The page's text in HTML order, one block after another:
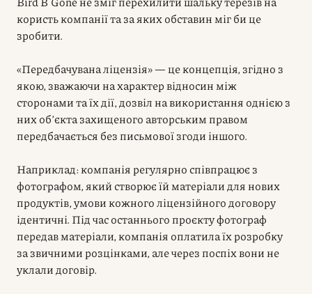
користь компанії та за яких обставин міг би це
зробити.
«Передбачувана ліцензія» — це концепція, згідно з
якою, зважаючи на характер відносин між
сторонами та їх дії, дозвіл на використання однією з
них обʼєкта захищеного авторським правом
передбачається без письмової згоди іншого.
Наприклад: компанія регулярно співпрацює з
фотографом, який створює їй матеріали для нових
продуктів, умови кожного ліцензійного договору
ідентичні. Під час останнього проєкту фотограф
передав матеріали, компанія оплатила їх розробку
за звичними розцінками, але через поспіх вони не
уклали договір.